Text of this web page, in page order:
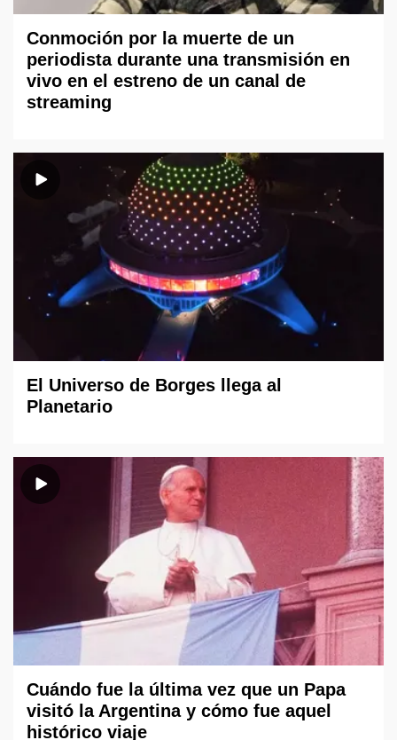
Conmoción por la muerte de un
periodista durante una transmisión en
vivo en el estreno de un canal de
streaming
El Universo de Borges llega al
Planetario
Cuándo fue la última vez que un Papa
visitó la Argentina y cómo fue aquel
histórico viaje